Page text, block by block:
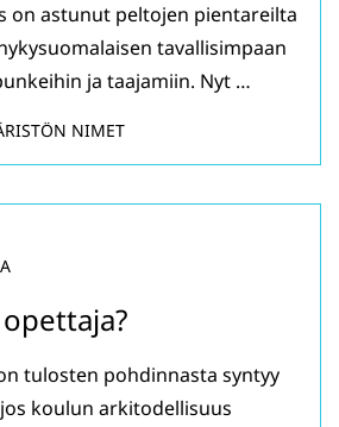
on astunut peltojen pientareilta
tavallisimpaan
ja taajamiin. Nyt …
NIMET
tulosten pohdinnasta syntyy
koulun arkitodellisuus